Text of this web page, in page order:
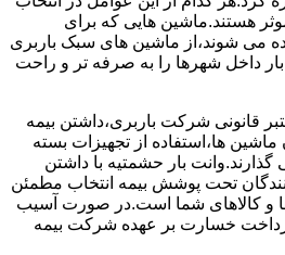
هستند.ماشین هایی که برای
می شوند،از ماشین های سبک باربری
بار داخل شهرها را به صرفه تر و راحت
قانونی شرکت باربری،داشتن بیمه
ها،استفاده از تجهیزات بسته
گذارند.وانت بار حشمتیه با داشتن
تحت پوشش بیمه انتخاب مطمئن
و کالاهای شما است.در صورت آسیب
پرداخت خسارت بر عهده شرکت بیمه